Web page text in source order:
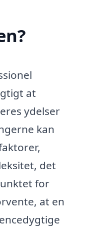
at
ydelser
kan
det
for
at en